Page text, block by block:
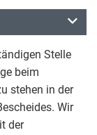
Stelle
beim
stehen in der
Wir
der